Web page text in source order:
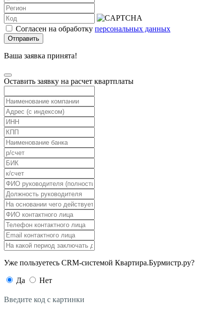
Согласен на обработку персональных данных
Отправить
Ваша заявка принята!
Оставить заявку на расчет квартплаты
Уже пользуетесь CRM-системой Квартира.Бурмистр.ру?
Да Нет
Введите код с картинки